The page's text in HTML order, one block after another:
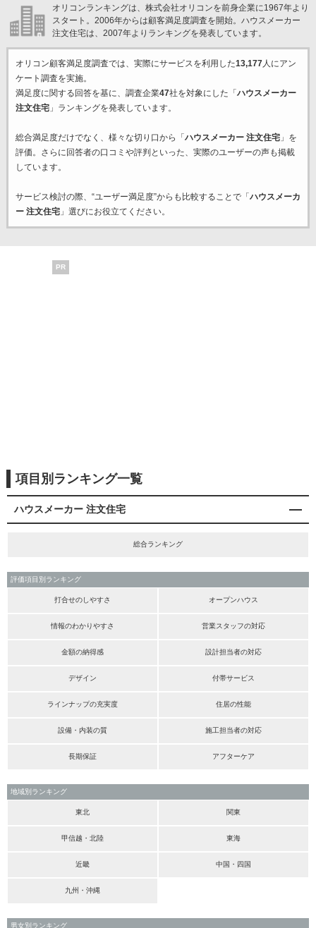
オリコンランキングは、株式会社オリコンを前身企業に1967年より
スタート。2006年からは顧客満足度調査を開始。ハウスメーカー
注文住宅は、2007年よりランキングを発表しています。
オリコン顧客満足度調査では、実際にサービスを利用した13,177人にアン
ケート調査を実施。
満足度に関する回答を基に、調査企業47社を対象にした「 ハウスメーカー
注文住宅」ランキングを発表しています。
総合満足度だけでなく、様々な切り口から「 ハウスメーカー 注文住宅」を
評価。さらに回答者の口コミや評判といった、実際のユーザーの声も掲載
しています。
サービス検討の際、“ユーザー満足度”からも比較することで「 ハウスメーカ
ー 注文住宅」選びにお役立てください。
PR
項目別ランキング一覧
ハウスメーカー 注文住宅
総合ランキング
評価項目別ランキング
打合せのしやすさ オープンハウス
情報のわかりやすさ 営業スタッフの対応
金額の納得感 設計担当者の対応
デザイン 付帯サービス
ラインナップの充実度 住居の性能
設備・内装の質 施工担当者の対応
長期保証 アフターケア
地域別ランキング
東北 関東
甲信越・北陸 東海
近畿 中国・四国
九州・沖縄
男女別ランキング